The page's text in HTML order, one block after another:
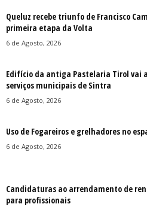
Queluz recebe triunfo de Francisco
primeira etapa da Volta
6 de Agosto, 2026
Edifício da antiga Pastelaria Tirol vai
serviços municipais de Sintra
6 de Agosto, 2026
Uso de Fogareiros e grelhadores no
6 de Agosto, 2026
Candidaturas ao arrendamento de
para profissionais